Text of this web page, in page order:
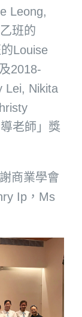
Leong,
班的
Louise
2018-
Lei, Nikita
老師」獎
商業學會
Ip，Ms